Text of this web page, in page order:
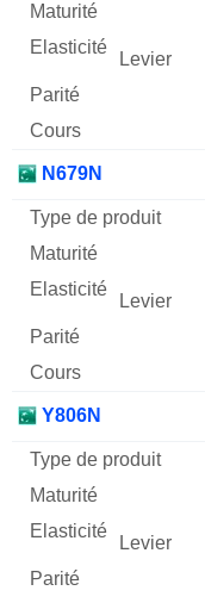
N679N
Y806N